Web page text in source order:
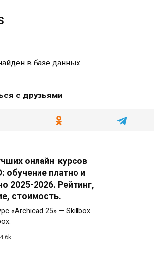
в базе данных.
с друзьями
онлайн-курсов
обучение платно и
2025-2026. Рейтинг,
стоимость.
«Archicad 25» — Skillbox
4.6k.